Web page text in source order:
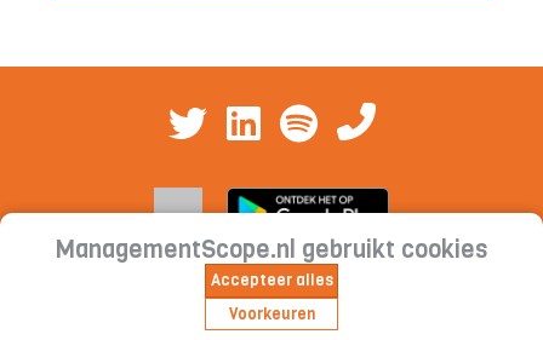
Cookieverklaring | Privacyverklaring |
Abonnementsvoorwaarden
ManagementScope.nl gebruikt cookies
Accepteer alles
Voorkeuren